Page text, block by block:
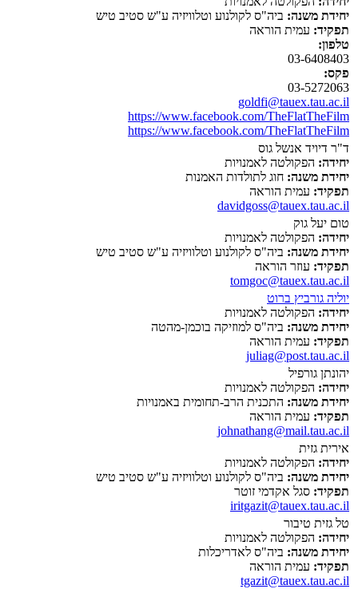
יחידת משנה: ביה"ס לקולנוע וטלוויזיה ע"ש סטיב טיש
תפקיד: עמית הוראה
טלפון:
03-6408403
פקס:
03-5272063
goldfi@tauex.tau.ac.il
https://www.facebook.com/TheFlatTheFilm
https://www.facebook.com/TheFlatTheFilm
ד"ר דיויד אנשל גוס
יחידה: הפקולטה לאמנויות
יחידת משנה: חוג לתולדות האמנות
תפקיד: עמית הוראה
davidgoss@tauex.tau.ac.il
טום יעל גוק
יחידה: הפקולטה לאמנויות
יחידת משנה: ביה"ס לקולנוע וטלוויזיה ע"ש סטיב טיש
תפקיד: עוזר הוראה
tomgoc@tauex.tau.ac.il
יוליה גורביץ ברוט
יחידה: הפקולטה לאמנויות
יחידת משנה: ביה"ס למוזיקה בוכמן-מהטה
תפקיד: עמית הוראה
juliag@post.tau.ac.il
יהונתן גורפיל
יחידה: הפקולטה לאמנויות
יחידת משנה: התכנית הרב-תחומית באמנויות
תפקיד: עמית הוראה
johnathang@mail.tau.ac.il
אירית גזית
יחידה: הפקולטה לאמנויות
יחידת משנה: ביה"ס לקולנוע וטלוויזיה ע"ש סטיב טיש
תפקיד: סגל אקדמי זוטר
iritgazit@tauex.tau.ac.il
טל גזית טיבור
יחידה: הפקולטה לאמנויות
יחידת משנה: ביה"ס לאדריכלות
תפקיד: עמית הוראה
tgazit@tauex.tau.ac.il